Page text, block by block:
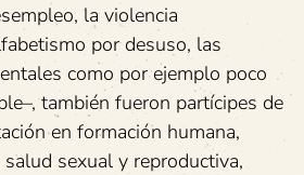
la violencia
por desuso, las
como por ejemplo poco
también fueron partícipes de
en formación humana,
sexual y reproductiva,